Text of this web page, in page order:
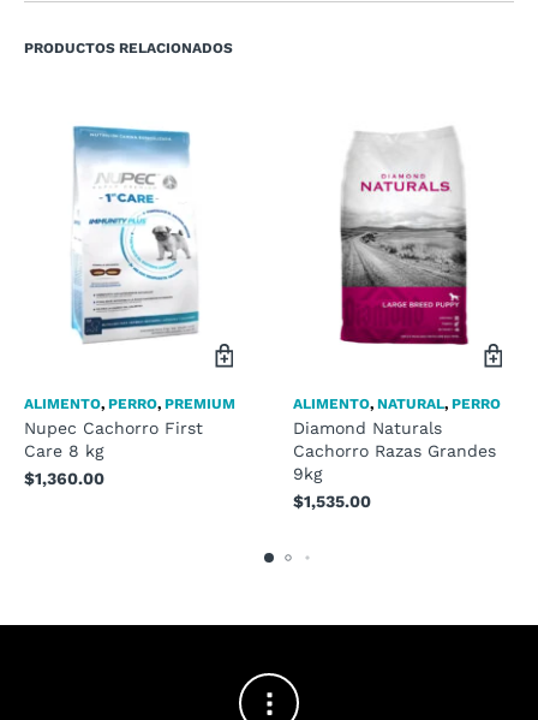
PRODUCTOS RELACIONADOS
ALIMENTO, PERRO, PREMIUM
Nupec Cachorro First
Care 8 kg
$1,360.00
ALIMENTO, NATURAL, PERRO
Diamond Naturals
Cachorro Razas Grandes
9kg
$1,535.00